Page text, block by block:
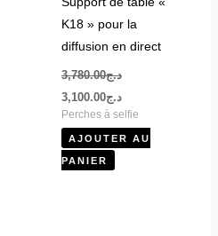
K18 » pour la
diffusion en direct
د.ج3,780.00
د.ج3,100.00
Perches à selfie
AJOUTER AU
PANIER